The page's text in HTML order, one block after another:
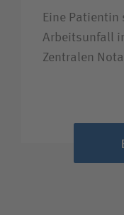
Eine Patientin
Arbeitsunfall
Zentralen